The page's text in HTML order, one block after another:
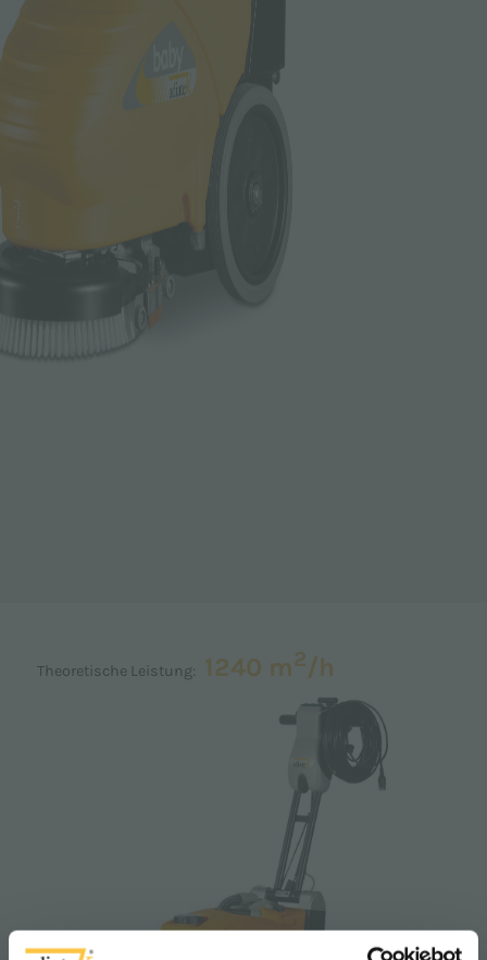
Theoretische Leistung: 1240 m2/h